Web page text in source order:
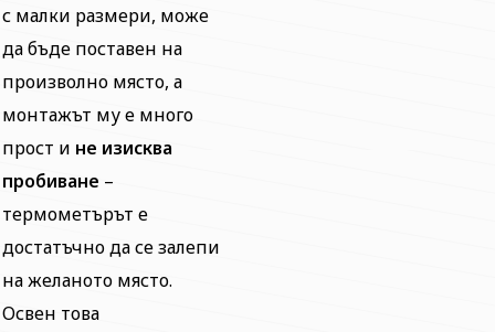
с малки размери, може
да бъде поставен на
произволно място, а
монтажът му е много
прост и не изисква
пробиване –
термометърът е
достатъчно да се залепи
на желаното място.
Освен това